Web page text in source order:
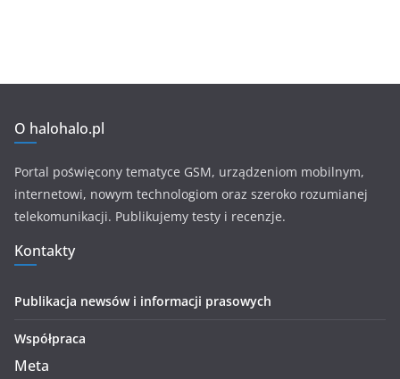
O halohalo.pl
Portal poświęcony tematyce GSM, urządzeniom mobilnym,
internetowi, nowym technologiom oraz szeroko rozumianej
telekomunikacji. Publikujemy testy i recenzje.
Kontakty
Publikacja newsów i informacji prasowych
Współpraca
Meta